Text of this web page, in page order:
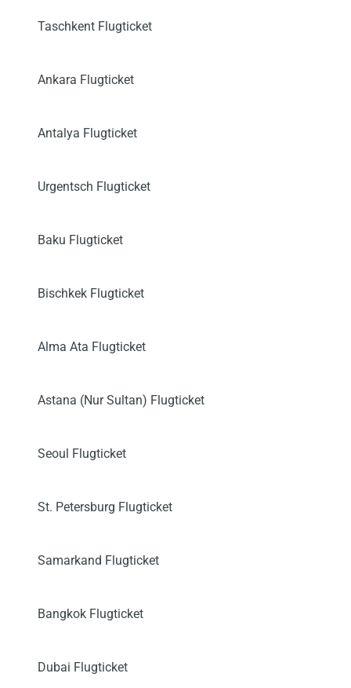
Taschkent Flugticket
Ankara Flugticket
Antalya Flugticket
Urgentsch Flugticket
Baku Flugticket
Bischkek Flugticket
Alma Ata Flugticket
Astana (Nur Sultan) Flugticket
Seoul Flugticket
St. Petersburg Flugticket
Samarkand Flugticket
Bangkok Flugticket
Dubai Flugticket